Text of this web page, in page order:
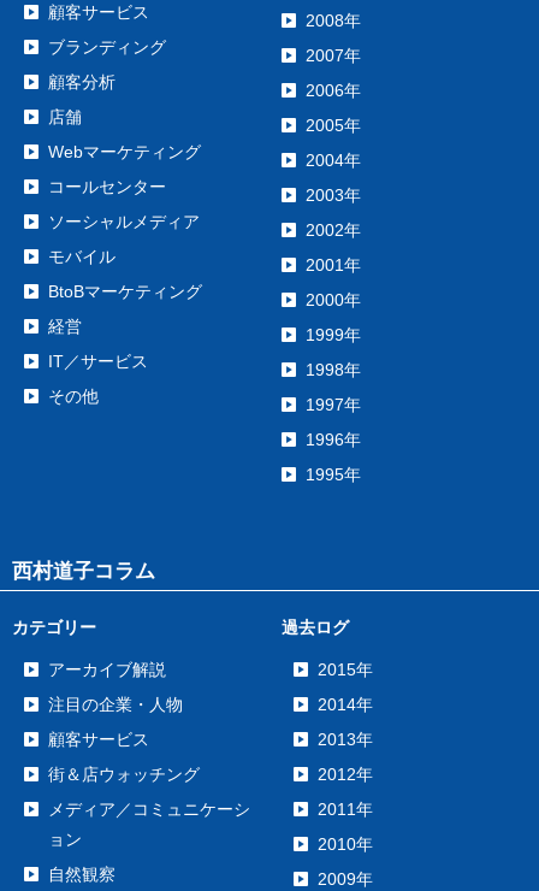
顧客サービス
ブランディング
顧客分析
店舗
Webマーケティング
コールセンター
ソーシャルメディア
モバイル
BtoBマーケティング
経営
IT／サービス
その他
2008年
2007年
2006年
2005年
2004年
2003年
2002年
2001年
2000年
1999年
1998年
1997年
1996年
1995年
西村道子コラム
カテゴリー
アーカイブ解説
注目の企業・人物
顧客サービス
街＆店ウォッチング
メディア／コミュニケーシ
ョン
自然観察
過去ログ
2015年
2014年
2013年
2012年
2011年
2010年
2009年